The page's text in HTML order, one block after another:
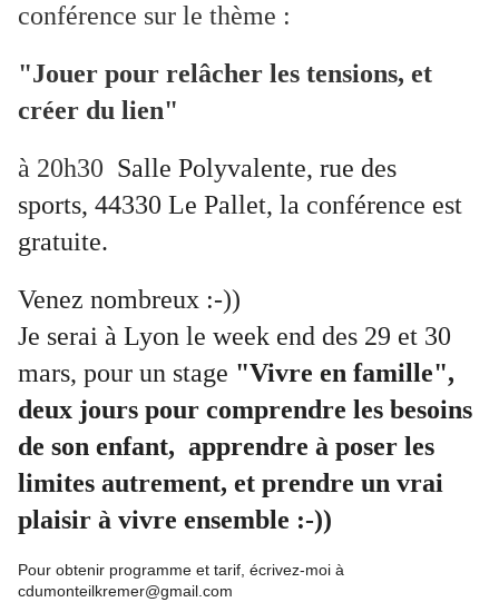
conférence sur le thème :
"Jouer pour relâcher les tensions, et
créer du lien"
à 20h30 Salle Polyvalente, rue des
sports, 44330 Le Pallet, la conférence est
gratuite.
Venez nombreux :-))
Je serai à Lyon le week end des 29 et 30
mars, pour un stage "Vivre en famille",
deux jours pour comprendre les besoins
de son enfant, apprendre à poser les
limites autrement, et prendre un vrai
plaisir à vivre ensemble :-))
Pour obtenir programme et tarif, écrivez-moi à
cdumonteilkremer@gmail.com